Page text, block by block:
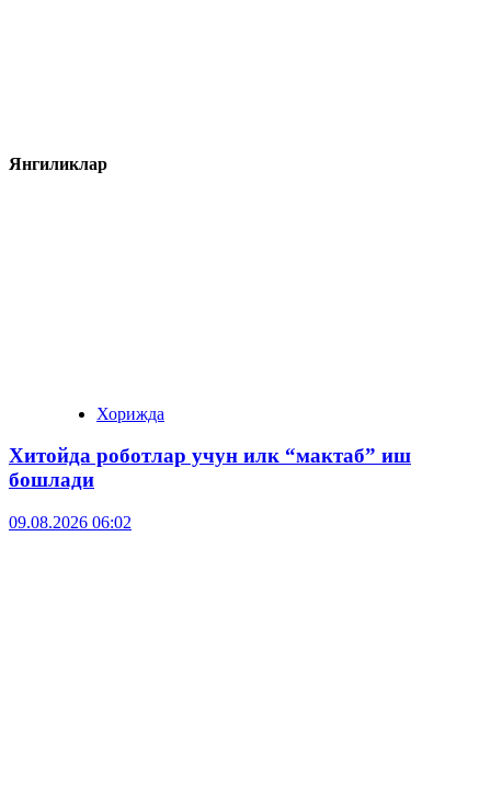
Янгиликлар
Хорижда
Хитойда роботлар учун илк “мактаб” иш
бошлади
09.08.2026 06:02